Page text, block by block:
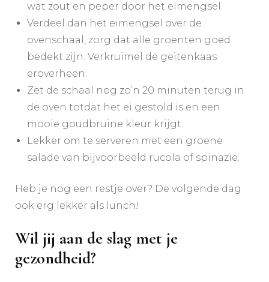
wat zout en peper door het eimengsel.
Verdeel dan het eimengsel over de
ovenschaal, zorg dat alle groenten goed
bedekt zijn. Verkruimel de geitenkaas
eroverheen.
Zet de schaal nog zo’n 20 minuten terug in
de oven totdat het ei gestold is en een
mooie goudbruine kleur krijgt.
Lekker om te serveren met een groene
salade van bijvoorbeeld rucola of spinazie.
Heb je nog een restje over? De volgende dag
ook erg lekker als lunch!
Wil jij aan de slag met je
gezondheid?